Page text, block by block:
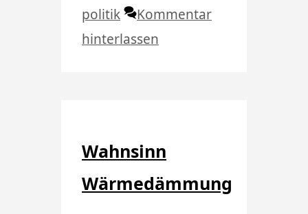
politik
Kommentar
hinterlassen
Wahnsinn
Wärmedämmung